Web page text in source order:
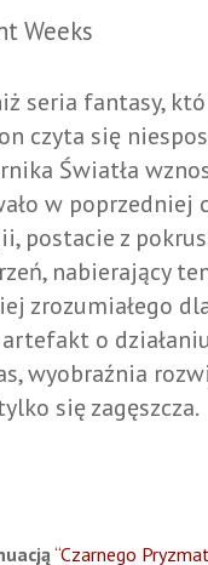
Weeks
seria fantasy,
czyta się
Światła
w poprzedniej
postacie z
nabierający
zrozumiałego
o
wyobraźnia
się zagęszcza.
“Czarnego